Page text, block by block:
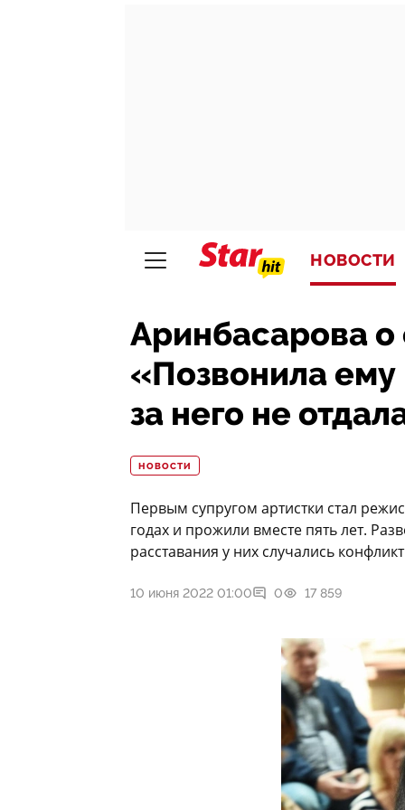
НОВОСТИ
Аринбасарова о
«Позвонила ему
за него не
НОВОСТИ
Первым супругом артистки стал
годах и прожили вместе пять лет.
расставания у них случались
10 июня 2022 01:00 0 17 859